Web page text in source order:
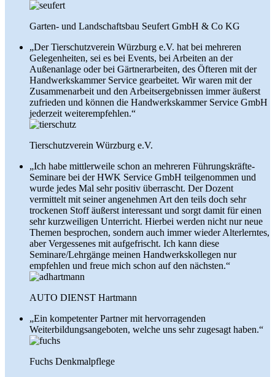
Garten- und Landschaftsbau Seufert GmbH & Co KG
„Der Tierschutzverein Würzburg e.V. hat bei mehreren
Gelegenheiten, sei es bei Events, bei Arbeiten an der
Außenanlage oder bei Gärtnerarbeiten, des Öfteren mit der
Handwerkskammer Service gearbeitet. Wir waren mit der
Zusammenarbeit und den Arbeitsergebnissen immer äußerst
zufrieden und können die Handwerkskammer Service GmbH
jederzeit weiterempfehlen.“
Tierschutzverein Würzburg e.V.
„Ich habe mittlerweile schon an mehreren Führungskräfte-
Seminare bei der HWK Service GmbH teilgenommen und
wurde jedes Mal sehr positiv überrascht. Der Dozent
vermittelt mit seiner angenehmen Art den teils doch sehr
trockenen Stoff äußerst interessant und sorgt damit für einen
sehr kurzweiligen Unterricht. Hierbei werden nicht nur neue
Themen besprochen, sondern auch immer wieder Alterlerntes,
aber Vergessenes mit aufgefrischt. Ich kann diese
Seminare/Lehrgänge meinen Handwerkskollegen nur
empfehlen und freue mich schon auf den nächsten.“
AUTO DIENST Hartmann
„Ein kompetenter Partner mit hervorragenden
Weiterbildungsangeboten, welche uns sehr zugesagt haben.“
Fuchs Denkmalpflege